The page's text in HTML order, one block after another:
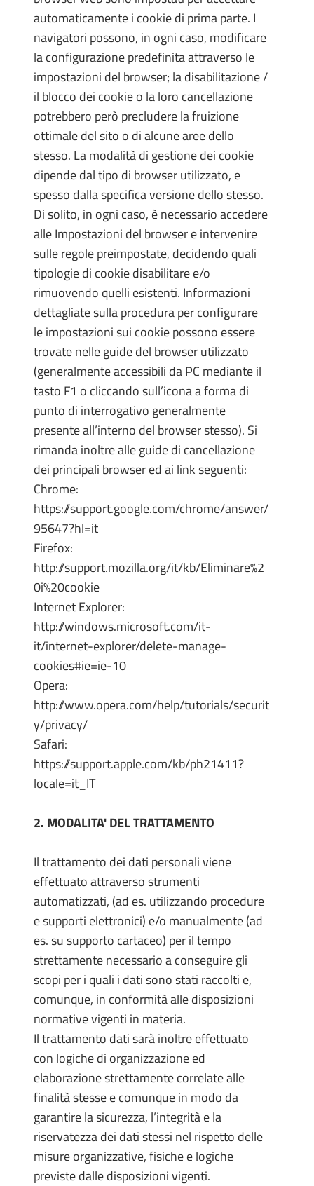
automaticamente i cookie di prima parte. I
navigatori possono, in ogni caso, modificare
la configurazione predefinita attraverso le
impostazioni del browser; la disabilitazione /
il blocco dei cookie o la loro cancellazione
potrebbero però precludere la fruizione
ottimale del sito o di alcune aree dello
stesso. La modalità di gestione dei cookie
dipende dal tipo di browser utilizzato, e
spesso dalla specifica versione dello stesso.
Di solito, in ogni caso, è necessario accedere
alle Impostazioni del browser e intervenire
sulle regole preimpostate, decidendo quali
tipologie di cookie disabilitare e/o
rimuovendo quelli esistenti. Informazioni
dettagliate sulla procedura per configurare
le impostazioni sui cookie possono essere
trovate nelle guide del browser utilizzato
(generalmente accessibili da PC mediante il
tasto F1 o cliccando sull’icona a forma di
punto di interrogativo generalmente
presente all’interno del browser stesso). Si
rimanda inoltre alle guide di cancellazione
dei principali browser ed ai link seguenti:
Chrome:
https://support.google.com/chrome/answer/
95647?hl=it
Firefox:
http://support.mozilla.org/it/kb/Eliminare%2
0i%20cookie
Internet Explorer:
http://windows.microsoft.com/it-
it/internet-explorer/delete-manage-
cookies#ie=ie-10
Opera:
http://www.opera.com/help/tutorials/securit
y/privacy/
Safari:
https://support.apple.com/kb/ph21411?
locale=it_IT
2. MODALITA' DEL TRATTAMENTO
Il trattamento dei dati personali viene
effettuato attraverso strumenti
automatizzati, (ad es. utilizzando procedure
e supporti elettronici) e/o manualmente (ad
es. su supporto cartaceo) per il tempo
strettamente necessario a conseguire gli
scopi per i quali i dati sono stati raccolti e,
comunque, in conformità alle disposizioni
normative vigenti in materia.
Il trattamento dati sarà inoltre effettuato
con logiche di organizzazione ed
elaborazione strettamente correlate alle
finalità stesse e comunque in modo da
garantire la sicurezza, l’integrità e la
riservatezza dei dati stessi nel rispetto delle
misure organizzative, fisiche e logiche
previste dalle disposizioni vigenti.